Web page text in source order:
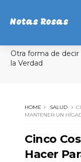
Notas Rosas
Otra forma de decir
la Verdad
HOME SALUD
MANTENER UN
Cinco
Hacer